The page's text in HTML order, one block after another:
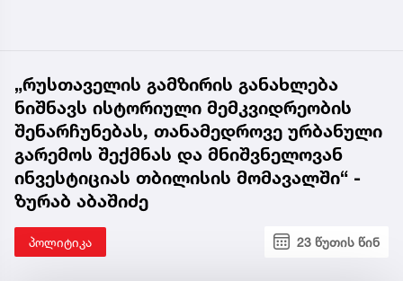
„რუსთაველის გამზირის განახლება
ნიშნავს ისტორიული მემკვიდრეობის
შენარჩუნებას, თანამედროვე ურბანული
გარემოს შექმნას და მნიშვნელოვან
ინვესტიციას თბილისის მომავალში“ -
ზურაბ აბაშიძე
პოლიტიკა 23 წუთის წინ